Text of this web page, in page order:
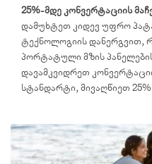
25%-მდე კონვერტაციის
დამუხტეთ კიდევ უფრო
ტექნოლოგიის დანერგვით,
პორტატული მზის
დავამკვიდრეთ
სტანდარტი, მივაღწიეთ
იდეალური